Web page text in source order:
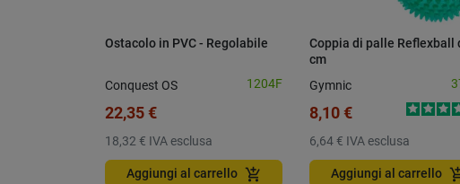
Ostacolo in PVC - Regolabile
Conquest OS 1204F
22,35 €
18,32 € IVA esclusa
Aggiungi al carrello add_shopping_cart
Coppia di palle Reflexball
cm
Gymnic
8,10 €
6,64 € IVA esclusa
Aggiungi al carrello